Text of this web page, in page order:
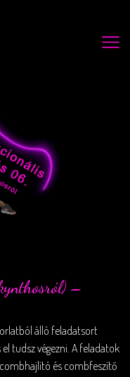
–
álló feladatsort
tudsz végezni. A feladatok
és combfeszítő